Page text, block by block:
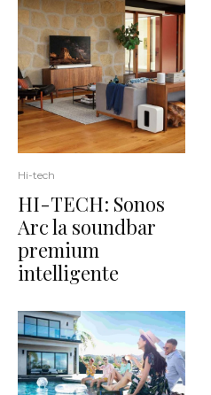
Hi-tech
HI-TECH: Sonos
Arc la soundbar
premium
intelligente